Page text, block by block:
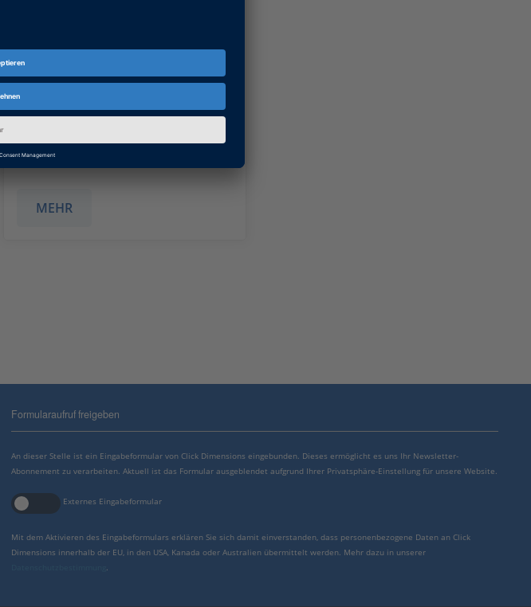
Components
Echtzeitmodelle für die
Simulation von elektrischen
antrieben
MEHR
Formularaufruf freigeben
An dieser Stelle ist ein Eingabeformular von Click Dimensions eingebunden. Dieses ermöglicht es uns Ihr Newsletter-
Abonnement zu verarbeiten. Aktuell ist das Formular ausgeblendet aufgrund Ihrer Privatsphäre-Einstellung für unsere Website.
Externes Eingabeformular
Mit dem Aktivieren des Eingabeformulars erklären Sie sich damit einverstanden, dass personenbezogene Daten an Click
Dimensions innerhalb der EU, in den USA, Kanada oder Australien übermittelt werden. Mehr dazu in unserer
.